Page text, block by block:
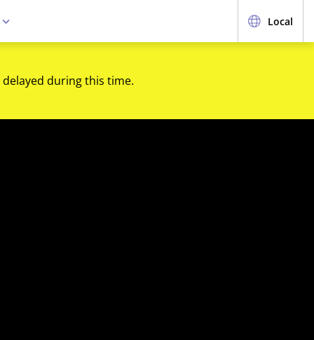
Local
during this time.